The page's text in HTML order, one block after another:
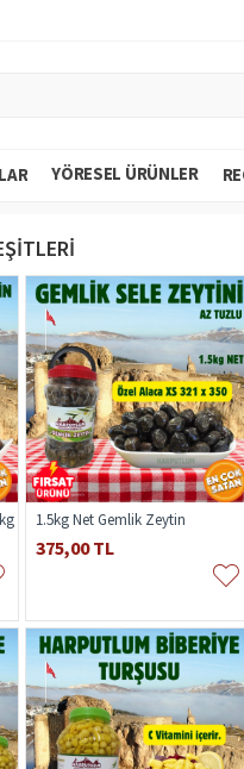
YÖRESEL ÜRÜNLER
1.5kg Net Gemlik Zeytin
375,00 TL